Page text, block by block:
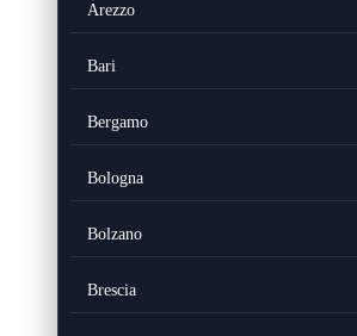
Arezzo
Bari
Bergamo
Bologna
Bolzano
Brescia